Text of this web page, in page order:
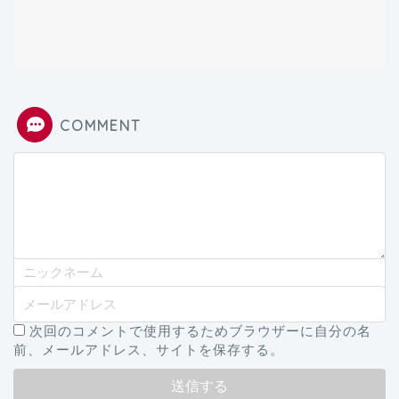
COMMENT
次回のコメントで使用するためブラウザーに自分の名
前、メールアドレス、サイトを保存する。